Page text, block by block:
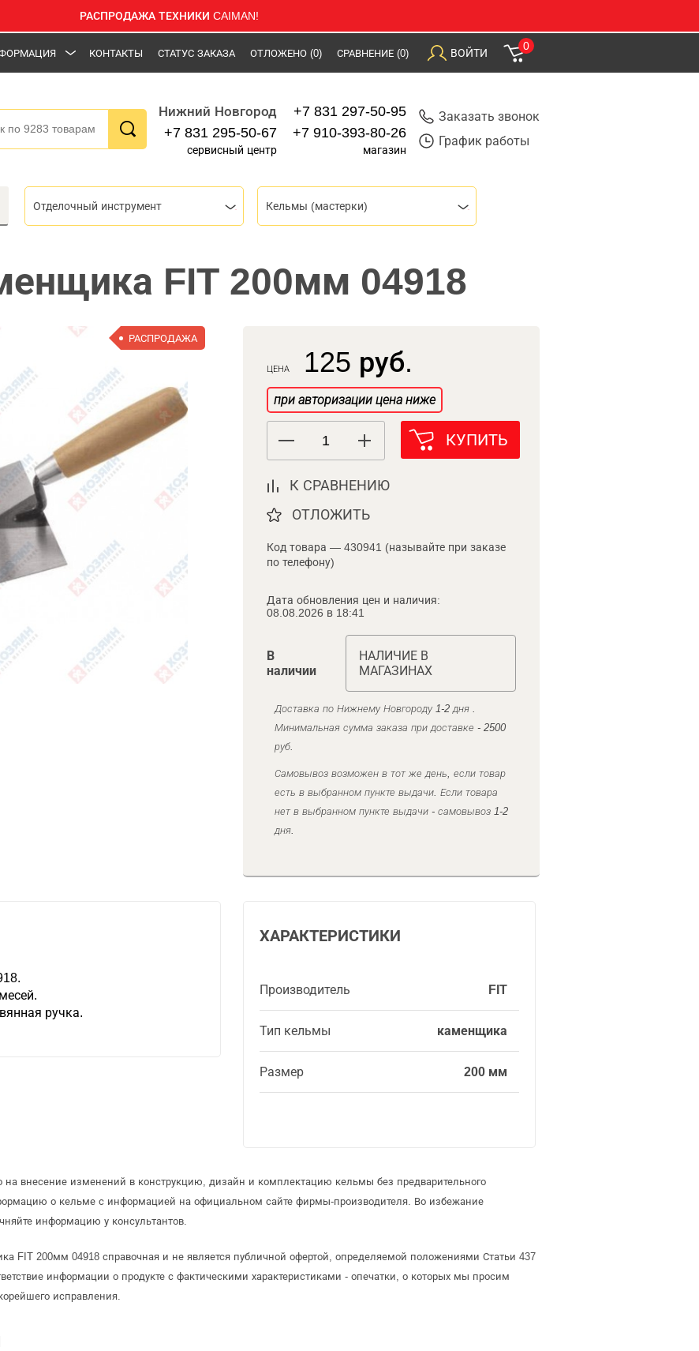
РАСПРОДАЖА ТЕХНИКИ CAIMAN!
КОНТАКТЫ СТАТУС ЗАКАЗА ОТЛОЖЕНО (0) СРАВНЕНИЕ (0) ВОЙТИ
0
Нижний Новгород
+7 831 295-50-67
сервисный центр
+7 831 297-50-95
+7 910-393-80-26
магазин
Заказать звонок
График работы
Отделочный инструмент Кельмы (мастерки)
FIT 200мм 04918
РАСПРОДАЖА
ЦЕНА 125 руб.
при авторизации цена ниже
КУПИТЬ
К СРАВНЕНИЮ
ОТЛОЖИТЬ
Код товара — 430941 (называйте при заказе
по телефону)
Дата обновления цен и наличия:
08.08.2026 в 18:41
В
наличии
НАЛИЧИЕ В
МАГАЗИНАХ
Доставка по Нижнему Новгороду 1-2 дня .
Минимальная сумма заказа при доставке - 2500
руб.
Самовывоз возможен в тот же день, если товар
есть в выбранном пункте выдачи. Если товара
нет в выбранном пункте выдачи - самовывоз 1-2
дня.
ХАРАКТЕРИСТИКИ
Производитель FIT
Тип кельмы каменщика
Размер 200 мм
ручка.
на внесение изменений в конструкцию, дизайн и комплектацию кельмы без предварительного
о кельме с информацией на официальном сайте фирмы-производителя. Во избежание
информацию у консультантов.
FIT 200мм 04918 справочная и не является публичной офертой, определяемой положениями Статьи 437
информации о продукте с фактическими характеристиками - опечатки, о которых мы просим
исправления.